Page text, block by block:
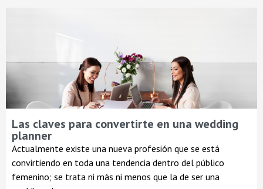
Las claves para convertirte en una wedding
planner
Actualmente existe una nueva profesión que se está
convirtiendo en toda una tendencia dentro del público
femenino; se trata ni más ni menos que la de ser una